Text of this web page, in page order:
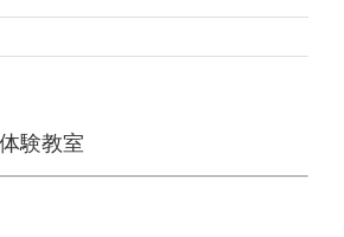
験教室